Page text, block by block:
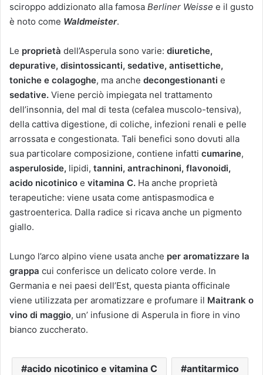
sciroppo addizionato alla famosa Berliner Weisse e il gusto
è noto come Waldmeister.
Le proprietà dell’Asperula sono varie: diuretiche,
depurative, disintossicanti, sedative, antisettiche,
toniche e colagoghe, ma anche decongestionanti e
sedative. Viene perciò impiegata nel trattamento
dell’insonnia, del mal di testa (cefalea muscolo-tensiva),
della cattiva digestione, di coliche, infezioni renali e pelle
arrossata e congestionata. Tali benefici sono dovuti alla
sua particolare composizione, contiene infatti cumarine,
asperuloside, lipidi, tannini, antrachinoni, flavonoidi,
acido nicotinico e vitamina C. Ha anche proprietà
terapeutiche: viene usata come antispasmodica e
gastroenterica. Dalla radice si ricava anche un pigmento
giallo.
Lungo l’arco alpino viene usata anche per aromatizzare la
grappa cui conferisce un delicato colore verde. In
Germania e nei paesi dell’Est, questa pianta officinale
viene utilizzata per aromatizzare e profumare il Maitrank o
vino di maggio, un’ infusione di Asperula in fiore in vino
bianco zuccherato.
acido nicotinico e vitamina C antitarmico